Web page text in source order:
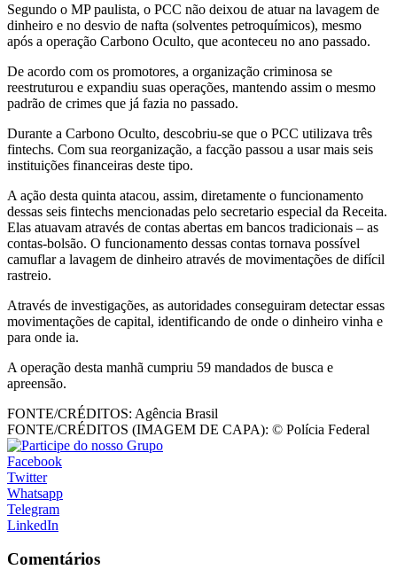
Segundo o MP paulista, o PCC não deixou de atuar na lavagem de
dinheiro e no desvio de nafta (solventes petroquímicos), mesmo
após a operação Carbono Oculto, que aconteceu no ano passado.
De acordo com os promotores, a organização criminosa se
reestruturou e expandiu suas operações, mantendo assim o mesmo
padrão de crimes que já fazia no passado.
Durante a Carbono Oculto, descobriu-se que o PCC utilizava três
fintechs. Com sua reorganização, a facção passou a usar mais seis
instituições financeiras deste tipo.
A ação desta quinta atacou, assim, diretamente o funcionamento
dessas seis fintechs mencionadas pelo secretario especial da Receita.
Elas atuavam através de contas abertas em bancos tradicionais – as
contas-bolsão. O funcionamento dessas contas tornava possível
camuflar a lavagem de dinheiro através de movimentações de difícil
rastreio.
Através de investigações, as autoridades conseguiram detectar essas
movimentações de capital, identificando de onde o dinheiro vinha e
para onde ia.
A operação desta manhã cumpriu 59 mandados de busca e
apreensão.
FONTE/CRÉDITOS: Agência Brasil
FONTE/CRÉDITOS (IMAGEM DE CAPA): © Polícia Federal
Facebook
Twitter
Whatsapp
Telegram
LinkedIn
Comentários